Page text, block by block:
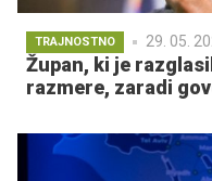
TRAJNOSTNO 29. 05.
Župan, ki je
razmere, zaradi